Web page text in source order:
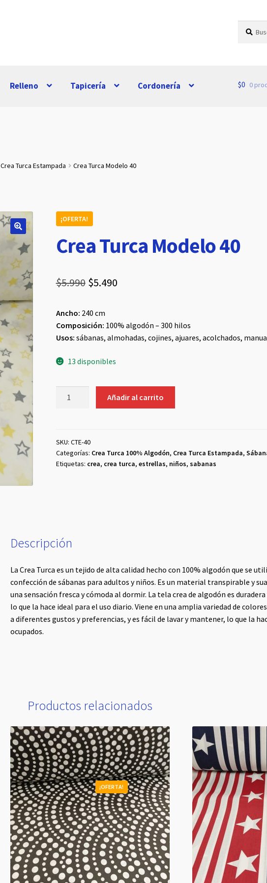
por:
Relleno Tapicería Cordonería $0 0
Crea Turca Estampada Crea Turca Modelo 40
¡OFERTA!
Crea Turca Modelo 40
$5.990 El
original
era:
$5.490El
es:
Ancho: 240 cm
Composición: 100% algodón – 300 hilos
Usos: sábanas, almohadas, cojines, ajuares, acolchados,
13 disponibles
cantidad
Añadir al carrito
SKU: CTE-40
Categorías: Crea Turca 100% Algodón, Crea Turca Estampada,
Etiquetas: crea, crea turca, estrellas, niños, sabanas
Descripción
La Crea Turca es un tejido de alta calidad hecho con 100% algodón que se
confección de sábanas para adultos y niños. Es un material transpirable y
una sensación fresca y cómoda al dormir. La tela crea de algodón es
lo que la hace ideal para el uso diario. Viene en una amplia variedad de
a diferentes gustos y preferencias, y es fácil de lavar y mantener, lo que la
ocupados.
Productos relacionados
¡OFERTA!